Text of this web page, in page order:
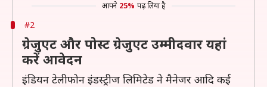
आपने 25% पढ़ लिया है
#2
ग्रेजुएट और पोस्ट ग्रेजुएट उम्मीदवार यहां
करें आवेदन
इंडियन टेलीफोन इंडस्ट्रीज लिमिटेड ने मैनेजर आदि कई